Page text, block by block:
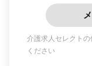
介護求人セレクト
ください